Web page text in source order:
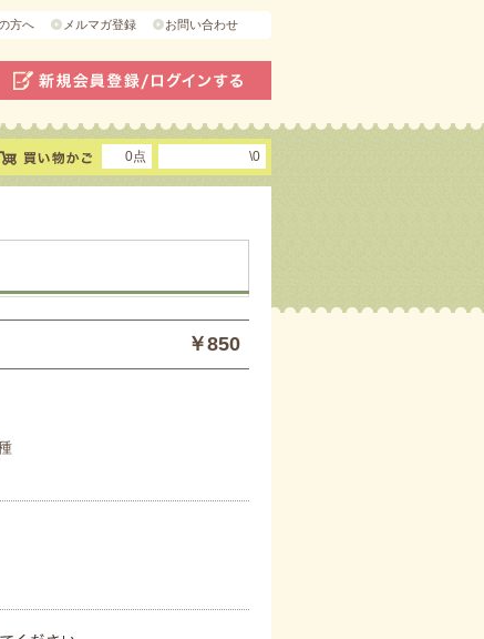
方へ メルマガ登録 お問い合わせ
0点 \0
￥850